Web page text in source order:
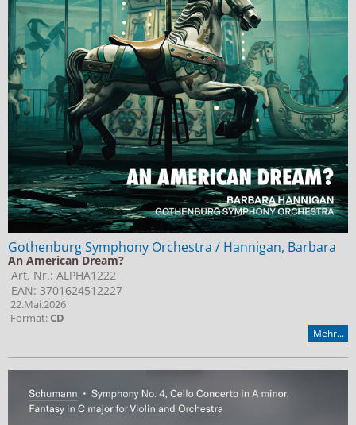
Gothenburg Symphony Orchestra / Hannigan, Barbara
An American Dream?
Art. Nr.: ALPHA1222
EAN: 3701624512227
22.Mai.2026
Format:CD
Mehr...